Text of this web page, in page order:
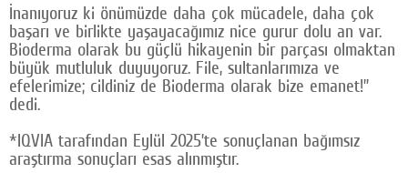
İnanıyoruz ki önümüzde daha çok mücadele, daha çok
başarı ve birlikte yaşayacağımız nice gurur dolu an var.
Bioderma olarak bu güçlü hikayenin bir parçası olmaktan
büyük mutluluk duyuyoruz. File, sultanlarımıza ve
efelerimize; cildiniz de Bioderma olarak bize emanet!”
dedi.
*IQVIA tarafından Eylül 2025’te sonuçlanan bağımsız
araştırma sonuçları esas alınmıştır.